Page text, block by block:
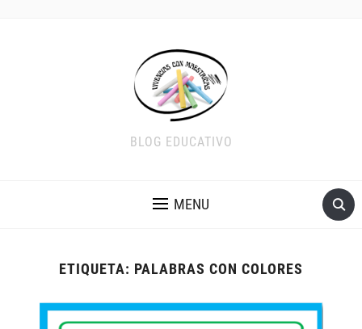
BLOG EDUCATIVO
MENU
ETIQUETA: PALABRAS CON COLORES